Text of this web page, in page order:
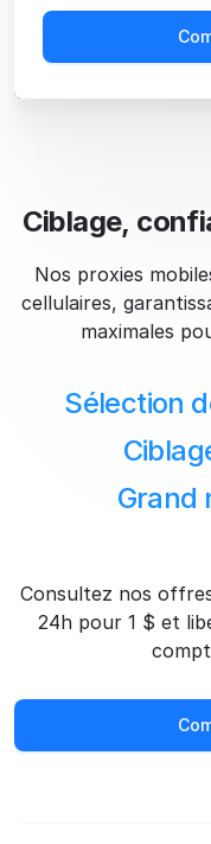
Ciblage,
Nos proxies
cellulaires,
maximales
Sélection
Grand
Consultez nos
24h pour 1 $ et